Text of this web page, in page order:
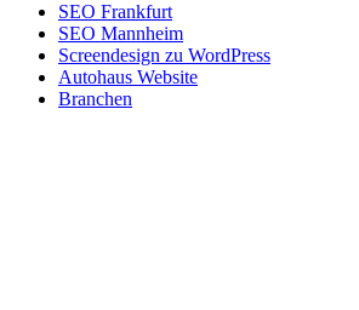
SEO Frankfurt
SEO Mannheim
Screendesign zu WordPress
Autohaus Website
Branchen